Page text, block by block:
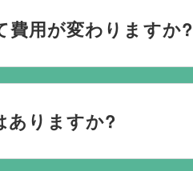
もいます。私たちは自宅での
費用が変わりますか?
ありますか?